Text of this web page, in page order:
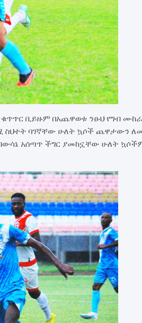
ቢይዙም በአጨዋወቱ ንፁህ የግብ
ስህተት ባገኛቸው ሁለት ኳሶች ጨዋታውን
አሰጣጥ ችግር ያመከኗቸው ሁለት